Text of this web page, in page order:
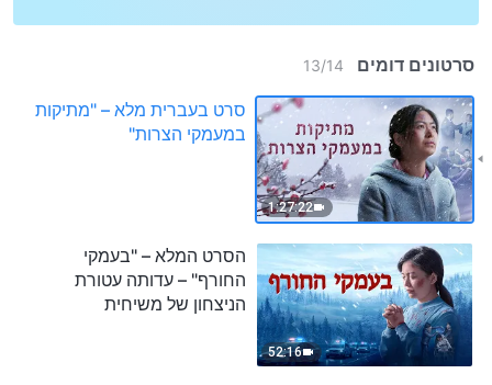
סרטונים דומים 13/14
1:27:22
סרט בעברית מלא – "מתיקות
במעמקי הצרות"
52:16
הסרט המלא – "בעמקי
החורף" – עדותה עטורת
הניצחון של משיחית